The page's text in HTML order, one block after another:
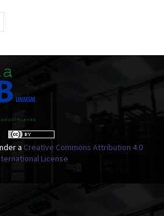
a Creative Commons Attribution 4.0
License